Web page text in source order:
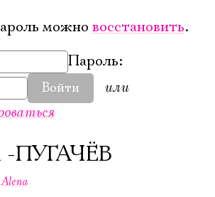
можно восстановить.
Пароль:
Войти
или
-ПУГАЧЁВ
Аlena